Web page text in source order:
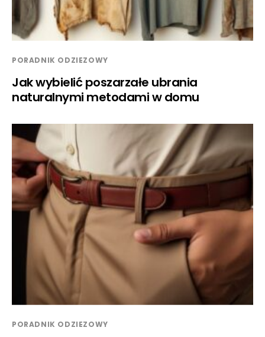
PORADNIK ODZIEZOWY
Jak wybielić poszarzałe ubrania
naturalnymi metodami w domu
PORADNIK ODZIEZOWY